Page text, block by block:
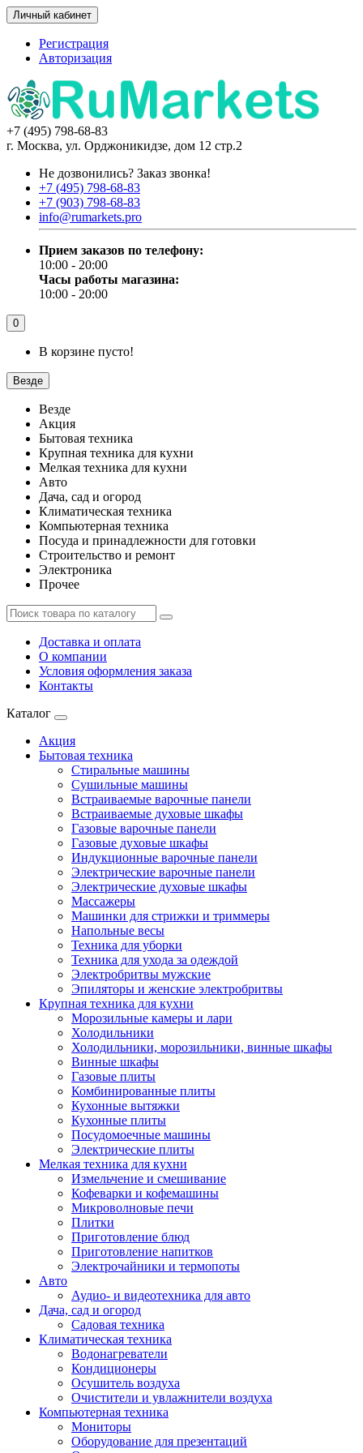
Личный кабинет
Регистрация
Авторизация
+7 (495) 798-68-83
г. Москва, ул. Орджоникидзе, дом 12 стр.2
Не дозвонились? Заказ звонка!
+7 (495) 798-68-83
+7 (903) 798-68-83
info@rumarkets.pro
Прием заказов по телефону:
10:00 - 20:00
Часы работы магазина:
10:00 - 20:00
0
В корзине пусто!
Везде
Везде
Акция
Бытовая техника
Крупная техника для кухни
Мелкая техника для кухни
Авто
Дача, сад и огород
Климатическая техника
Компьютерная техника
Посуда и принадлежности для готовки
Строительство и ремонт
Электроника
Прочее
Доставка и оплата
О компании
Условия оформления заказа
Контакты
Каталог
Акция
Бытовая техника
Стиральные машины
Сушильные машины
Встраиваемые варочные панели
Встраиваемые духовые шкафы
Газовые варочные панели
Газовые духовые шкафы
Индукционные варочные панели
Электрические варочные панели
Электрические духовые шкафы
Массажеры
Машинки для стрижки и триммеры
Напольные весы
Техника для уборки
Техника для ухода за одеждой
Электробритвы мужские
Эпиляторы и женские электробритвы
Крупная техника для кухни
Морозильные камеры и лари
Холодильники
Холодильники, морозильники, винные шкафы
Винные шкафы
Газовые плиты
Комбинированные плиты
Кухонные вытяжки
Кухонные плиты
Посудомоечные машины
Электрические плиты
Мелкая техника для кухни
Измельчение и смешивание
Кофеварки и кофемашины
Микроволновые печи
Плитки
Приготовление блюд
Приготовление напитков
Электрочайники и термопоты
Авто
Аудио- и видеотехника для авто
Дача, сад и огород
Садовая техника
Климатическая техника
Водонагреватели
Кондиционеры
Осушитель воздуха
Очистители и увлажнители воздуха
Компьютерная техника
Мониторы
Оборудование для презентаций